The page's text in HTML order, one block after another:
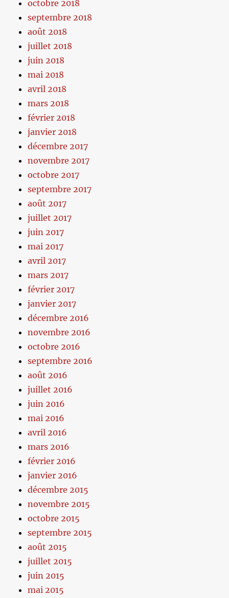
octobre 2018
septembre 2018
août 2018
juillet 2018
juin 2018
mai 2018
avril 2018
mars 2018
février 2018
janvier 2018
décembre 2017
novembre 2017
octobre 2017
septembre 2017
août 2017
juillet 2017
juin 2017
mai 2017
avril 2017
mars 2017
février 2017
janvier 2017
décembre 2016
novembre 2016
octobre 2016
septembre 2016
août 2016
juillet 2016
juin 2016
mai 2016
avril 2016
mars 2016
février 2016
janvier 2016
décembre 2015
novembre 2015
octobre 2015
septembre 2015
août 2015
juillet 2015
juin 2015
mai 2015